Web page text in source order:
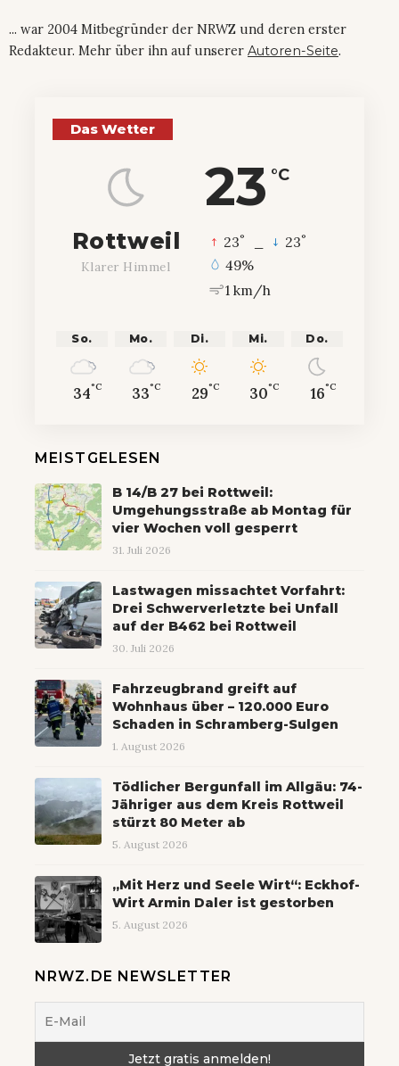
... war 2004 Mitbegründer der NRWZ und deren erster
Redakteur. Mehr über ihn auf unserer Autoren-Seite.
Das Wetter
23 °C
Rottweil
Klarer Himmel
23° 23°
49%
1 km/h
So.
34°C
Mo.
33°C
Di.
29°C
Mi.
30°C
Do.
16°C
MEISTGELESEN
B 14/B 27 bei Rottweil:
Umgehungsstraße ab Montag für
vier Wochen voll gesperrt
31. Juli 2026
Lastwagen missachtet Vorfahrt:
Drei Schwerverletzte bei Unfall
auf der B462 bei Rottweil
30. Juli 2026
Fahrzeugbrand greift auf
Wohnhaus über – 120.000 Euro
Schaden in Schramberg-Sulgen
1. August 2026
Tödlicher Bergunfall im Allgäu: 74-
Jähriger aus dem Kreis Rottweil
stürzt 80 Meter ab
5. August 2026
„Mit Herz und Seele Wirt“: Eckhof-
Wirt Armin Daler ist gestorben
5. August 2026
NRWZ.DE NEWSLETTER